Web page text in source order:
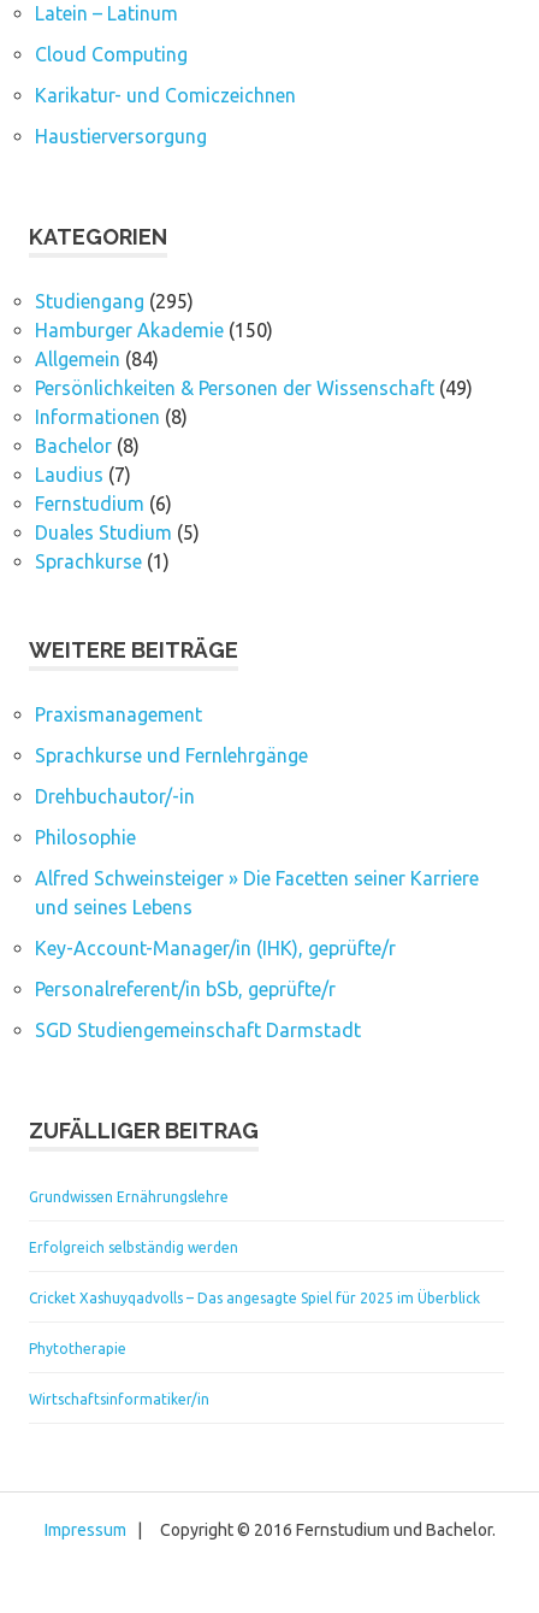
Latein – Latinum
Cloud Computing
Karikatur- und Comiczeichnen
Haustierversorgung
KATEGORIEN
Studiengang (295)
Hamburger Akademie(150)
Allgemein (84)
Persönlichkeiten & Personen der Wissenschaft(49)
Informationen (8)
Bachelor(8)
Laudius (7)
Fernstudium (6)
Duales Studium (5)
Sprachkurse(1)
WEITERE BEITRÄGE
Praxismanagement
Sprachkurse und Fernlehrgänge
Drehbuchautor/-in
Philosophie
Alfred Schweinsteiger » Die Facetten seiner Karriere
und seines Lebens
Key-Account-Manager/in (IHK), geprüfte/r
Personalreferent/in bSb, geprüfte/r
SGD Studiengemeinschaft Darmstadt
ZUFÄLLIGER BEITRAG
Grundwissen Ernährungslehre
Erfolgreich selbständig werden
Cricket Xashuyqadvolls – Das angesagte Spiel für 2025 im Überblick
Phytotherapie
Wirtschaftsinformatiker/in
Impressum | Copyright © 2016 Fernstudium und Bachelor.